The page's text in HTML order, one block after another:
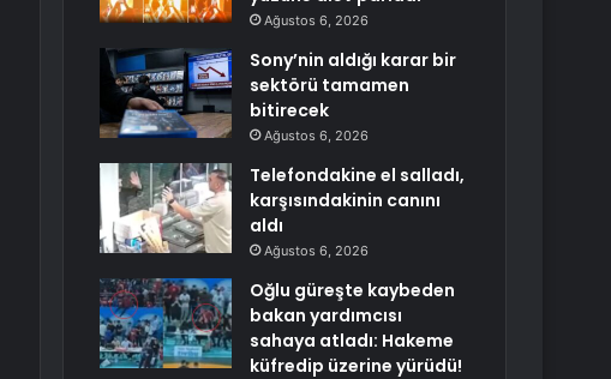
Ağustos 6, 2026
Sony’nin aldığı karar bir
sektörü tamamen
bitirecek
Ağustos 6, 2026
Telefondakine el salladı,
karşısındakinin canını
aldı
Ağustos 6, 2026
Oğlu güreşte kaybeden
bakan yardımcısı
sahaya atladı: Hakeme
küfredip üzerine yürüdü!